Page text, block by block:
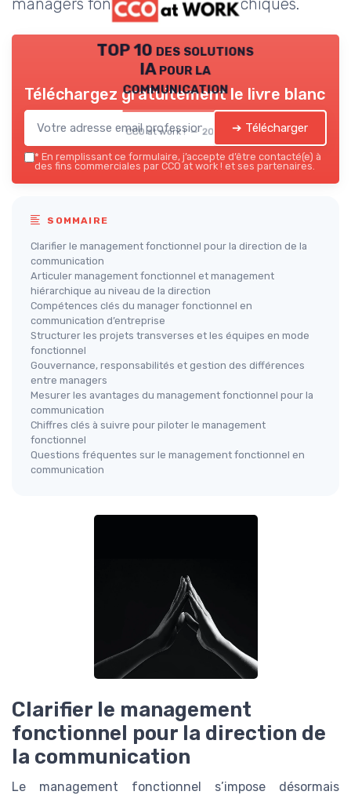
TOP 10 des solutions
IA pour la
communication
CCO at work ! — 2026
Téléchargez gratuitement le livre blanc
➔ Télécharger
* En remplissant ce formulaire, j’accepte d’être contacté(e) à
des fins commerciales par CCO at work ! et ses partenaires.
SOMMAIRE
Clarifier le management fonctionnel pour la direction de la
communication
Articuler management fonctionnel et management
hiérarchique au niveau de la direction
Compétences clés du manager fonctionnel en
communication d’entreprise
Structurer les projets transverses et les équipes en mode
fonctionnel
Gouvernance, responsabilités et gestion des différences
entre managers
Mesurer les avantages du management fonctionnel pour la
communication
Chiffres clés à suivre pour piloter le management
fonctionnel
Questions fréquentes sur le management fonctionnel en
communication
Clarifier le management
fonctionnel pour la direction de
la communication
Le management fonctionnel s’impose désormais